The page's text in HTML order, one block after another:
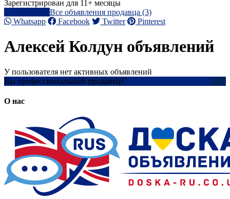
Зарегистрирован для 11+ месяцы
Все объявления продавца (3)
Whatsapp
Facebook Twitter Pinterest
Алексей Колдун объявлений
У пользователя нет активных объявлений
Вы профессиональный продавец?
О нас